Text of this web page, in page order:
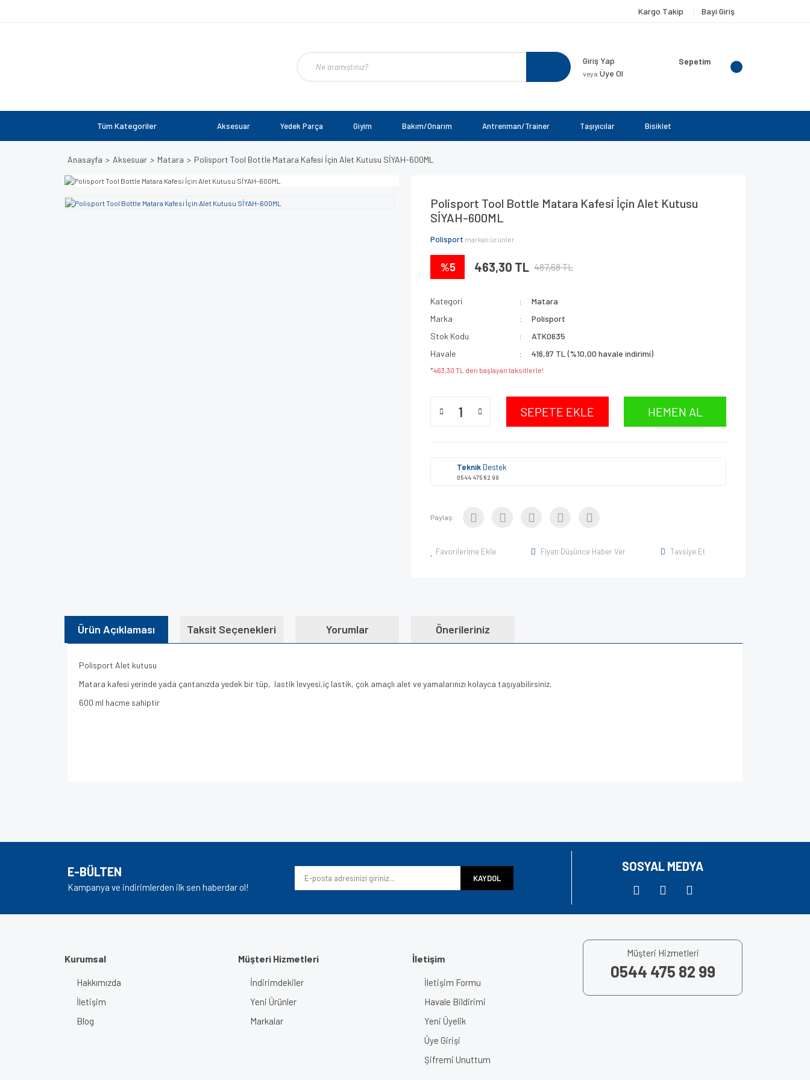
Kargo Takip Bayi Giriş
Giriş Yap
veya Üye Ol
Sepetim
Tüm Kategoriler Aksesuar Yedek Parça Giyim Bakım/Onarım Antrenman/Trainer Taşıyıcılar Bisiklet
Anasayfa Aksesuar Matara Polisport Tool Bottle Matara Kafesi İçin Alet Kutusu SİYAH-600ML
Polisport Tool Bottle Matara Kafesi İçin Alet Kutusu
SİYAH-600ML
Polisport markalı ürünler
%5 463,30 TL 487,68 TL
Kategori
Matara
Marka
Polisport
Stok Kodu
ATK0635
Havale
416,97 TL (%10,00 havale indirimi)
*463,30 TL den başlayan taksitlerle!
SEPETE EKLE HEMEN AL
Teknik Destek
0544 475 82 99
Paylaş:
Favorilerime Ekle Fiyatı Düşünce Haber Ver Tavsiye Et
Ürün Açıklaması Taksit Seçenekleri Yorumlar Önerileriniz
Polisport Alet kutusu
Matara kafesi yerinde yada çantanızda yedek bir tüp, lastik levyesi,iç lastik, çok amaçlı alet ve yamalarınızı kolayca taşıyabilirsiniz.
600 ml hacme sahiptir
Ürün resmi kalitesiz, bozuk veya görüntülenemiyor.
Ürün bilgilerinde hatalar bulunuyor.
E-BÜLTEN
Kampanya ve indirimlerden ilk sen haberdar ol!
KAYDOL
SOSYAL MEDYA
Kurumsal
Hakkımızda
İletişim
Blog
Müşteri Hizmetleri
İndirimdekiler
Yeni Ürünler
Markalar
İletişim
İletişim Formu
Havale Bildirimi
Yeni Üyelik
Üye Girişi
Şifremi Unuttum
Müşteri Hizmetleri
0544 475 82 99